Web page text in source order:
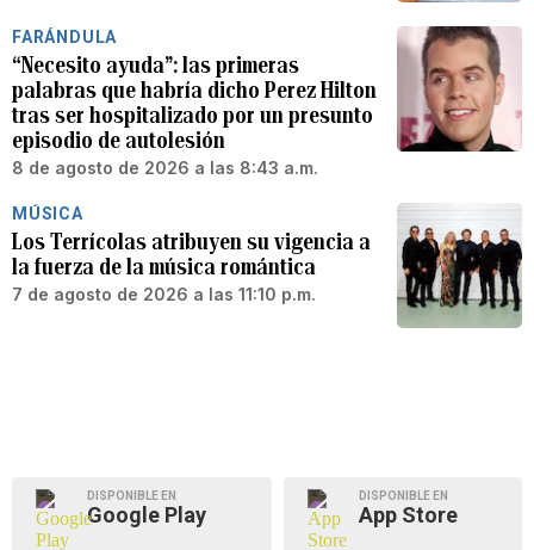
FARÁNDULA
“Necesito ayuda”: las primeras
palabras que habría dicho Perez Hilton
tras ser hospitalizado por un presunto
episodio de autolesión
8 de agosto de 2026 a las 8:43 a.m.
MÚSICA
Los Terrícolas atribuyen su vigencia a
la fuerza de la música romántica
7 de agosto de 2026 a las 11:10 p.m.
DISPONIBLE EN
Google Play
DISPONIBLE EN
App Store